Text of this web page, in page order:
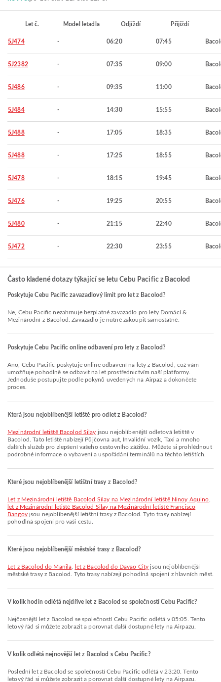
Let č. Model letadla Odjíždí Přijíždí
5J474 - 06:20 07:45
5J2382 - 07:35 09:00
5J486 - 09:35 11:00
5J484 - 14:30 15:55
5J488 - 17:05 18:35
5J488 - 17:25 18:55
5J478 - 18:15 19:45
5J476 - 19:25 20:55
5J480 - 21:15 22:40
5J472 - 22:30 23:55
Často kladené dotazy týkající se letu Cebu Pacific z Bacolod
Poskytuje Cebu Pacific zavazadlový limit pro let z Bacolod?
Ne, Cebu Pacific nezahrnuje bezplatné zavazadlo pro lety Domácí &
Mezinárodní z Bacolod. Zavazadlo je nutné zakoupit samostatně.
Poskytuje Cebu Pacific online odbavení pro lety z Bacolod?
Ano, Cebu Pacific poskytuje online odbavení na lety z Bacolod, což vám
umožňuje pohodlně se odbavit na let prostřednictvím naší platformy.
Jednoduše postupujte podle pokynů uvedených na Airpaz a dokončete
proces.
Která jsou nejoblíbenější letiště pro odlet z Bacolod?
Mezinárodní letiště Bacolod Silay jsou nejoblíbenější odletová letiště v
Bacolod. Tato letiště nabízejí Půjčovna aut, Invalidní vozík, Taxi a mnoho
dalších služeb pro zlepšení vašeho cestovního zážitku. Můžete si prohlédnout
podrobné informace o vybavení a uspořádání terminálů na těchto letištích.
Které jsou nejoblíbenější letištní trasy z Bacolod?
let z Mezinárodní letiště Bacolod Silay na Mezinárodní letiště Ninoy Aquino
let z Mezinárodní letiště Bacolod Silay na Mezinárodní letiště Francisco
Bangoyjsou nejoblíbenější letištní trasy z Bacolod. Tyto trasy nabízejí
pohodlná spojení pro vaši cestu.
Které jsou nejoblíbenější městské trasy z Bacolod?
let z Bacolod do Manila let z Bacolod do Davao City jsou nejoblíbenější
městské trasy z Bacolod. Tyto trasy nabízejí pohodlná spojení z hlavních měst.
V kolik hodin odlétá nejdříve let z Bacolod se společností Cebu Pacific?
Nejčasnější let z Bacolod se společností Cebu Pacific odlétá v 05:05. Tento
letový řád si můžete zobrazit a porovnat další dostupné lety na Airpazu.
V kolik odlétá nejnovější let z Bacolod s Cebu Pacific?
Poslední let z Bacolod se společností Cebu Pacific odlétá v 23:20. Tento
letový řád si můžete zobrazit a porovnat další dostupné lety na Airpazu.